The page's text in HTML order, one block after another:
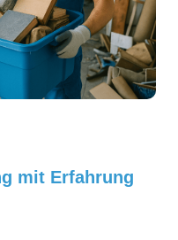
mit Erfahrung